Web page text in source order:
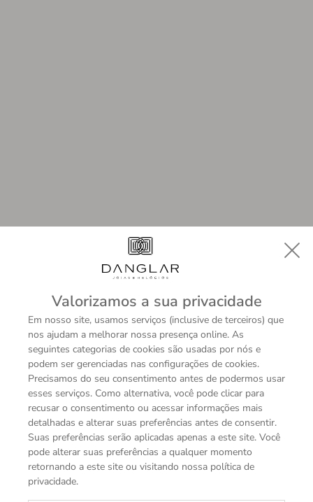
Valorizamos a sua privacidade
Em nosso site, usamos serviços (inclusive de terceiros) que
nos ajudam a melhorar nossa presença online. As
seguintes categorias de cookies são usadas por nós e
podem ser gerenciadas nas configurações de cookies.
Precisamos do seu consentimento antes de podermos usar
esses serviços. Como alternativa, você pode clicar para
recusar o consentimento ou acessar informações mais
detalhadas e alterar suas preferências antes de consentir.
Suas preferências serão aplicadas apenas a este site. Você
pode alterar suas preferências a qualquer momento
retornando a este site ou visitando nossa política de
privacidade.
A sua permissão é necessária para exibir
este vídeo do YouTube.